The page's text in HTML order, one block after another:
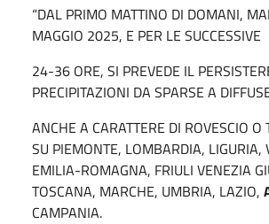
“DAL PRIMO MATTINO DI DOMANI,
MAGGIO 2025, E PER LE SUCCESSIVE
24-36 ORE, SI PREVEDE IL
PRECIPITAZIONI DA SPARSE A
ANCHE A CARATTERE DI ROVESCIO O
SU PIEMONTE, LOMBARDIA, LIGURIA,
EMILIA-ROMAGNA, FRIULI VENEZIA
TOSCANA, MARCHE, UMBRIA, LAZIO,
CAMPANIA.